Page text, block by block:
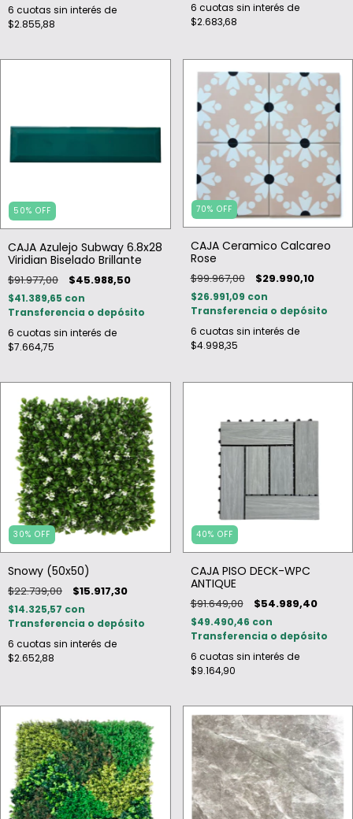
6 cuotas sin interés de
$2.855,88
6 cuotas sin interés de
$2.683,68
50% OFF
CAJA Azulejo Subway 6.8x28
Viridian Biselado Brillante
$91.977,00 $45.988,50
$41.389,65 con
Transferencia o depósito
6 cuotas sin interés de
$7.664,75
70% OFF
CAJA Ceramico Calcareo
Rose
$99.967,00 $29.990,10
$26.991,09 con
Transferencia o depósito
6 cuotas sin interés de
$4.998,35
30% OFF
Snowy (50x50)
$22.739,00 $15.917,30
$14.325,57 con
Transferencia o depósito
6 cuotas sin interés de
$2.652,88
40% OFF
CAJA PISO DECK-WPC
ANTIQUE
$91.649,00 $54.989,40
$49.490,46 con
Transferencia o depósito
6 cuotas sin interés de
$9.164,90